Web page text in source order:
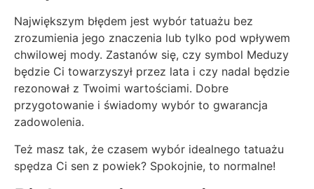
Największym błędem jest wybór tatuażu bez
zrozumienia jego znaczenia lub tylko pod wpływem
chwilowej mody. Zastanów się, czy symbol Meduzy
będzie Ci towarzyszył przez lata i czy nadal będzie
rezonował z Twoimi wartościami. Dobre
przygotowanie i świadomy wybór to gwarancja
zadowolenia.
Też masz tak, że czasem wybór idealnego tatuażu
spędza Ci sen z powiek? Spokojnie, to normalne!